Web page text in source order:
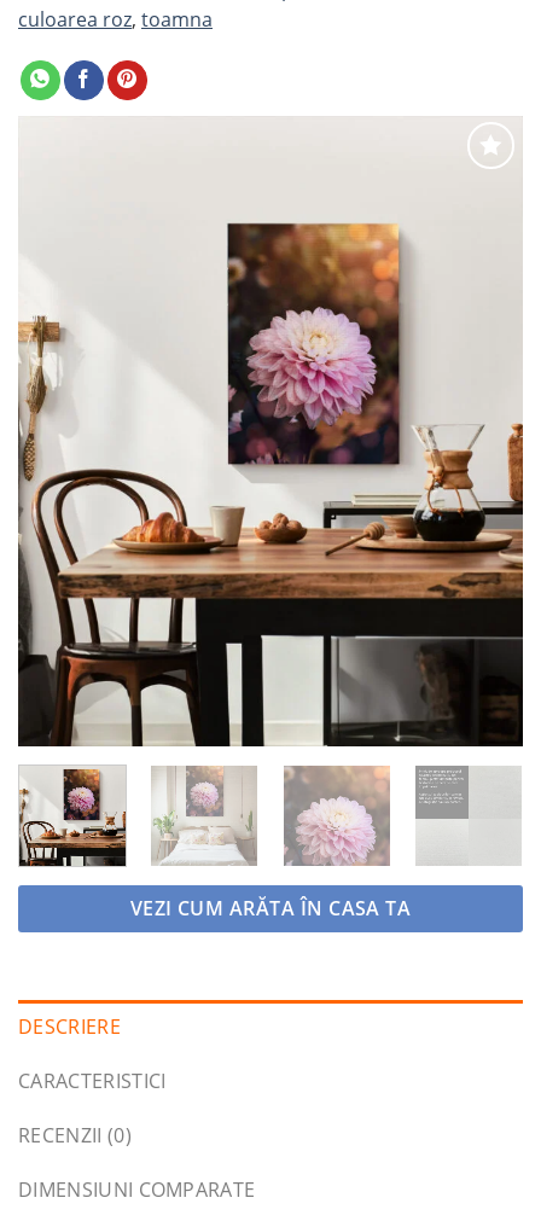
VEZI CUM ARĂTA ÎN CASA TA
culoarea roz, toamna
DESCRIERE
CARACTERISTICI
RECENZII (0)
DIMENSIUNI COMPARATE